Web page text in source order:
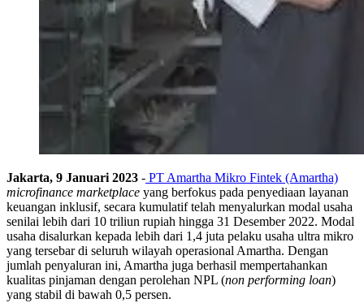
Jakarta, 9 Januari 2023 - PT Amartha Mikro Fintek (Amartha)
microfinance marketplace yang berfokus pada penyediaan layanan
keuangan inklusif, secara kumulatif telah menyalurkan modal usaha
senilai lebih dari 10 triliun rupiah hingga 31 Desember 2022. Modal
usaha disalurkan kepada lebih dari 1,4 juta pelaku usaha ultra mikro
yang tersebar di seluruh wilayah operasional Amartha. Dengan
jumlah penyaluran ini, Amartha juga berhasil mempertahankan
kualitas pinjaman dengan perolehan NPL (non performing loan)
yang stabil di bawah 0,5 persen.